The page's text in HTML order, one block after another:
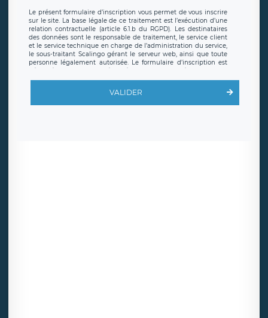
Le présent formulaire d’inscription vous permet de vous inscrire
sur le site. La base légale de ce traitement est l’exécution d’une
relation contractuelle (article 6.1.b du RGPD). Les destinataires
des données sont le responsable de traitement, le service client
et le service technique en charge de l’administration du service,
le sous-traitant Scalingo gérant le serveur web, ainsi que toute
personne légalement autorisée. Le formulaire d’inscription est
offrant desclauses de protection conformes au RGPD. Les
en sollicite la suppression, étant entendu que vous pouvez
demander la suppression de vos données et retirer votre
VALIDER